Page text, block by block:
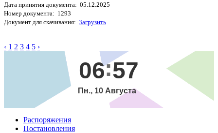
Дата принятия документа: 05.12.2025
Номер документа: 1293
Документ для скачивания: Загрузить
‹ 1 2 3 4 5 ›
06 57
Пн., 10 Августа
Распоряжения
Постановления